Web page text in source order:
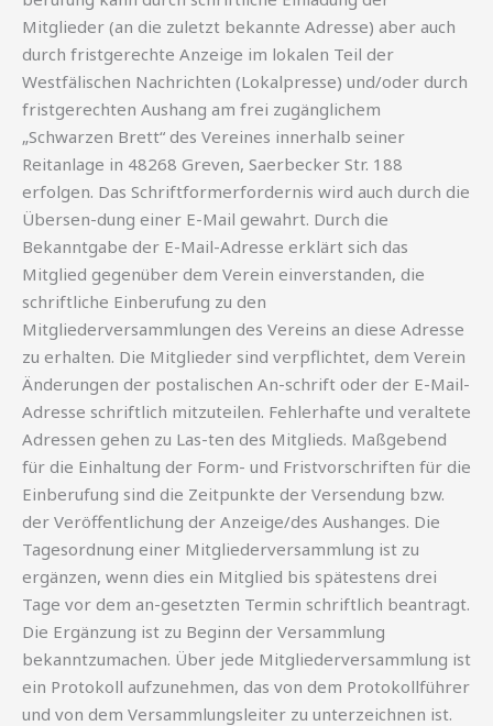
Mitglieder (an die zuletzt bekannte Adresse) aber auch
durch fristgerechte Anzeige im lokalen Teil der
Westfälischen Nachrichten (Lokalpresse) und/oder durch
fristgerechten Aushang am frei zugänglichem
„Schwarzen Brett“ des Vereines innerhalb seiner
Reitanlage in 48268 Greven, Saerbecker Str. 188
erfolgen. Das Schriftformerfordernis wird auch durch die
Übersen-dung einer E-Mail gewahrt. Durch die
Bekanntgabe der E-Mail-Adresse erklärt sich das
Mitglied gegenüber dem Verein einverstanden, die
schriftliche Einberufung zu den
Mitgliederversammlungen des Vereins an diese Adresse
zu erhalten. Die Mitglieder sind verpflichtet, dem Verein
Änderungen der postalischen An-schrift oder der E-Mail-
Adresse schriftlich mitzuteilen. Fehlerhafte und veraltete
Adressen gehen zu Las-ten des Mitglieds. Maßgebend
für die Einhaltung der Form- und Fristvorschriften für die
Einberufung sind die Zeitpunkte der Versendung bzw.
der Veröffentlichung der Anzeige/des Aushanges. Die
Tagesordnung einer Mitgliederversammlung ist zu
ergänzen, wenn dies ein Mitglied bis spätestens drei
Tage vor dem an-gesetzten Termin schriftlich beantragt.
Die Ergänzung ist zu Beginn der Versammlung
bekanntzumachen. Über jede Mitgliederversammlung ist
ein Protokoll aufzunehmen, das von dem Protokollführer
und von dem Versammlungsleiter zu unterzeichnen ist.